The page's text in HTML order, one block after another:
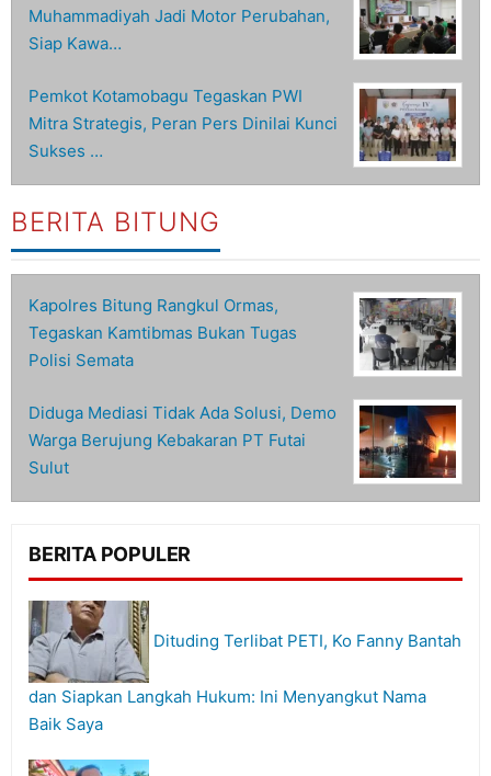
Muhammadiyah Jadi Motor Perubahan,
Siap Kawa…
Pemkot Kotamobagu Tegaskan PWI
Mitra Strategis, Peran Pers Dinilai Kunci
Sukses …
BERITA BITUNG
Kapolres Bitung Rangkul Ormas,
Tegaskan Kamtibmas Bukan Tugas
Polisi Semata
Diduga Mediasi Tidak Ada Solusi, Demo
Warga Berujung Kebakaran PT Futai
Sulut
BERITA POPULER
Dituding Terlibat PETI, Ko Fanny Bantah
dan Siapkan Langkah Hukum: Ini Menyangkut Nama
Baik Saya